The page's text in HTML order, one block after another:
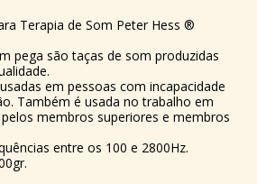
Terapia de Som Peter Hess ®
pega são taças de som produzidas
em pessoas com incapacidade
Também é usada no trabalho em
membros superiores e membros
entre os 100 e 2800Hz.